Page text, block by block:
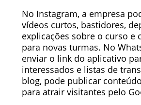
No Instagram, a empresa
vídeos curtos, bastidores,
explicações sobre o curso e
para novas turmas. No
enviar o link do aplicativo
interessados e listas de
blog, pode publicar
para atrair visitantes pelo